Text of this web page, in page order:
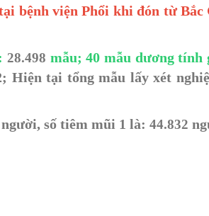
bệnh viện Phổi khi đón từ Bắc
28.498 mẫu;40 mẫu dương tính
Hiện tại tổng mẫu lấy xét
người, số tiêm mũi 1 là: 44.832